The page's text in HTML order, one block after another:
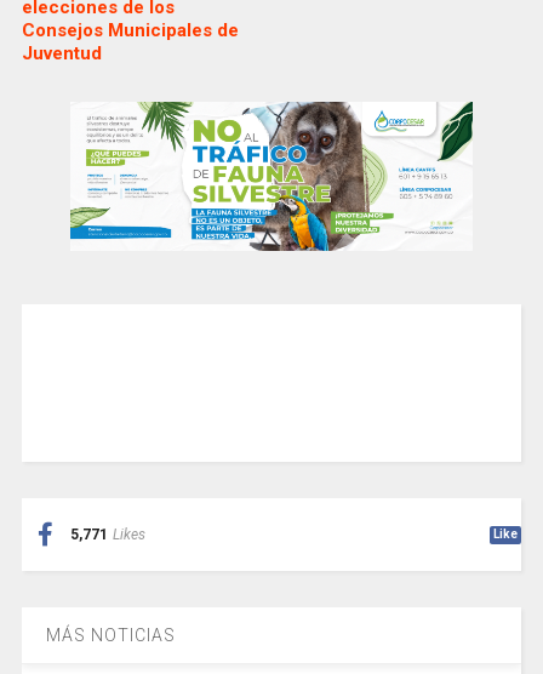
elecciones de los
Consejos Municipales de
Juventud
5,771 Likes Like
MÁS NOTICIAS